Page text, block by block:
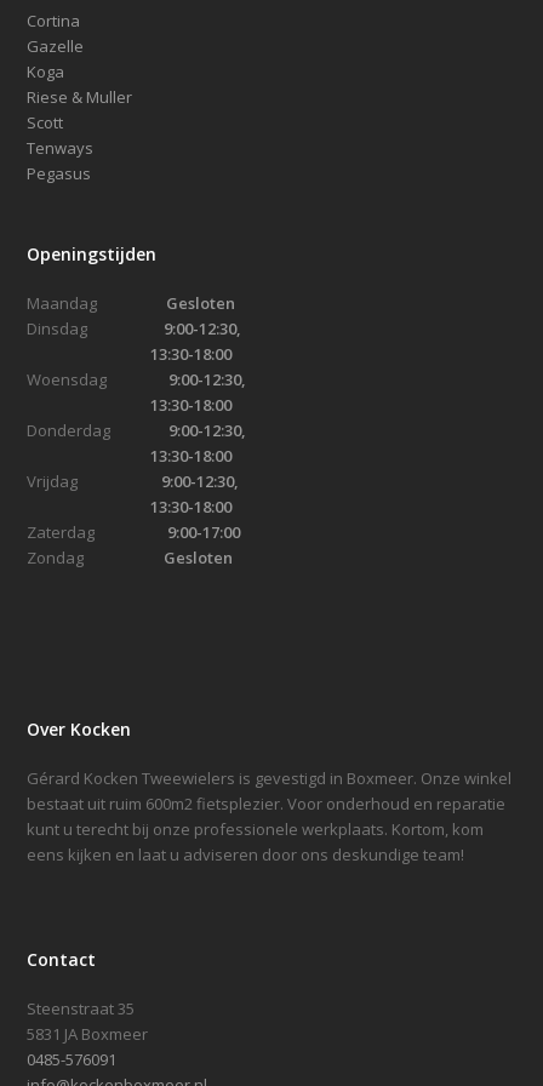
Cortina
Gazelle
Koga
Riese & Muller
Scott
Tenways
Pegasus
Openingstijden
Maandag Gesloten
Dinsdag 9:00-12:30,
13:30-18:00
Woensdag
9:00-12:30,
13:30-18:00
Donderdag 9:00-12:30,
13:30-18:00
Vrijdag 9:00-12:30,
13:30-18:00
Zaterdag 9:00-17:00
Zondag Gesloten
Over Kocken
Gérard Kocken Tweewielers is gevestigd in Boxmeer. Onze winkel
bestaat uit ruim 600m2 fietsplezier. Voor onderhoud en reparatie
kunt u terecht bij onze professionele werkplaats. Kortom, kom
eens kijken en laat u adviseren door ons deskundige team!
Contact
Steenstraat 35
5831 JA Boxmeer
0485-576091